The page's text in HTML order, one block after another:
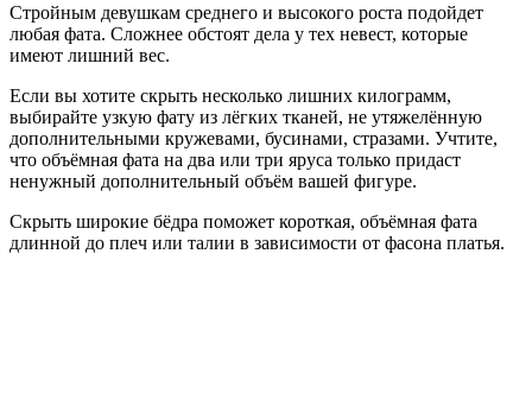
Стройным девушкам среднего и высокого роста подойдет
любая фата. Сложнее обстоят дела у тех невест, которые
имеют лишний вес.
Если вы хотите скрыть несколько лишних килограмм,
выбирайте узкую фату из лёгких тканей, не утяжелённую
дополнительными кружевами, бусинами, стразами. Учтите,
что объёмная фата на два или три яруса только придаст
ненужный дополнительный объём вашей фигуре.
Скрыть широкие бёдра поможет короткая, объёмная фата
длинной до плеч или талии в зависимости от фасона платья.